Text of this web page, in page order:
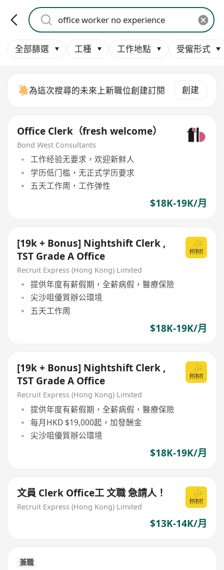
全部篩選 工種 工作地點 受僱形式
為這次搜尋的未來上新職位創建訂閱 創建
Office Clerk（fresh welcome）
Bond West Consultants
工作经验无要求，欢迎新鲜人
学历低门槛，无正式学历要求
五天工作周，工作弹性
$18K-19K/月
[19k + Bonus] Nightshift Clerk ,
TST Grade A Office
Recruit Express (Hong Kong) Limited
提供年度有薪假期，全薪病假，醫療保險
尖沙咀優質辦公環境
五天工作周
$18K-19K/月
[19k + Bonus] Nightshift Clerk ,
TST Grade A Office
Recruit Express (Hong Kong) Limited
提供年度有薪假期，全薪病假，醫療保險
每月HKD $19,000起，加發酬金
尖沙咀優質辦公環境
$18K-19K/月
文員 Clerk Office工 文職 急請人！
Recruit Express (Hong Kong) Limited
$13K-14K/月
兼職